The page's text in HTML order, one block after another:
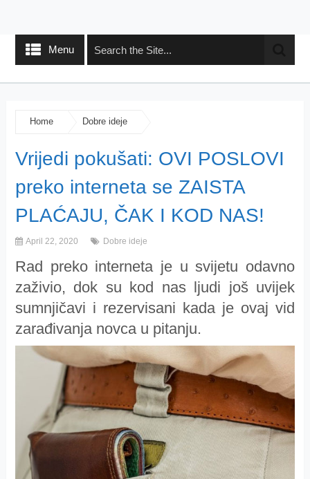
Menu
Home Dobre ideje
Vrijedi pokušati: OVI POSLOVI
preko interneta se ZAISTA
PLAĆAJU, ČAK I KOD NAS!
April 22, 2020 Dobre ideje
Rad preko interneta je u svijetu odavno
zaživio, dok su kod nas ljudi još uvijek
sumnjičavi i rezervisani kada je ovaj vid
zarađivanja novca u pitanju.